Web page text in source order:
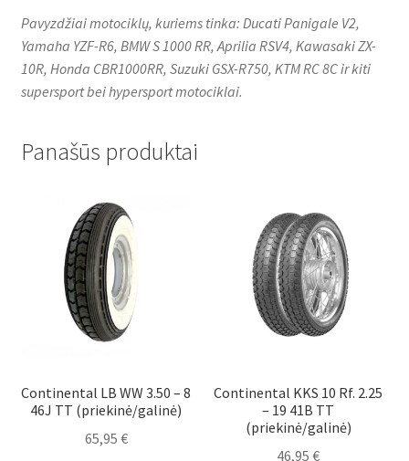
Pavyzdžiai motociklų, kuriems tinka: Ducati Panigale V2,
Yamaha YZF-R6, BMW S 1000 RR, Aprilia RSV4, Kawasaki ZX-
10R, Honda CBR1000RR, Suzuki GSX-R750, KTM RC 8C ir kiti
supersport bei hypersport motociklai.
Panašūs produktai
Continental LB WW 3.50 – 8
46J TT (priekinė/galinė)
65,95 €
Continental KKS 10 Rf. 2.25
– 19 41B TT
(priekinė/galinė)
46,95€